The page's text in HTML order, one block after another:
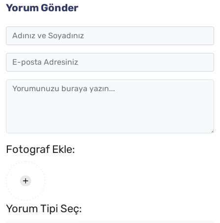
Yorum Gönder
Fotograf Ekle:
Yorum Tipi Seç: